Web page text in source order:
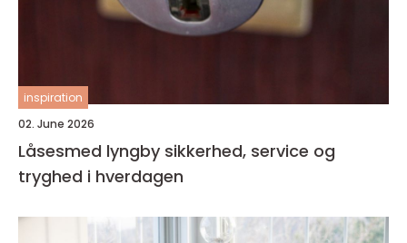
inspiration
02. June 2026
Låsesmed lyngby sikkerhed, service og
tryghed i hverdagen